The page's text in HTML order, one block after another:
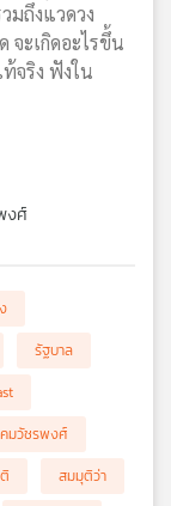
มถึงแวดวง
จะเกิดอะไรขึ้น
จริง ฟังใน
งศ์
รัฐบาล
มวัชรพงศ์
สมมุติว่า